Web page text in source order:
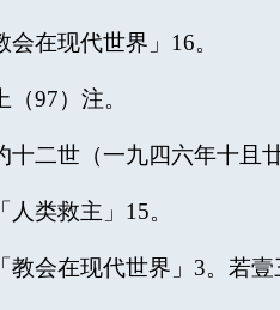
在现代世界」16。
97）注。
十二世（一九四六年十且
人类救主」15。
教会在现代世界」3。若壹